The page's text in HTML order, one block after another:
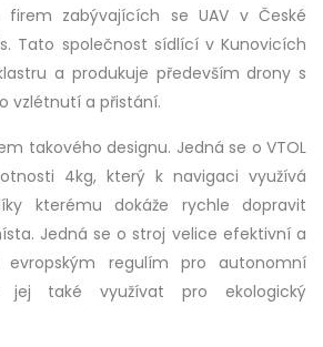
zabývajících se UAV v České
Tato společnost sídlící v Kunovicích
a produkuje především drony s
vzlétnutí a přistání.
takového designu. Jedná se o VTOL
4kg, který k navigaci využívá
kterému dokáže rychle dopravit
Jedná se o stroj velice efektivní a
evropským regulím pro autonomní
také využívat pro ekologický